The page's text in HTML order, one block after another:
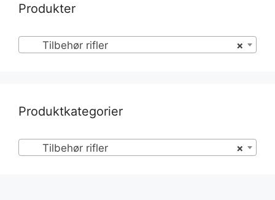
Produkter
×
Tilbehør rifler
Produktkategorier
×
Tilbehør rifler